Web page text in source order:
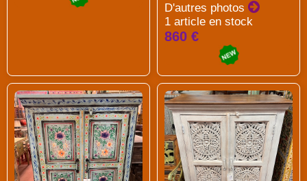
D'autres photos
1 article en stock
860 €